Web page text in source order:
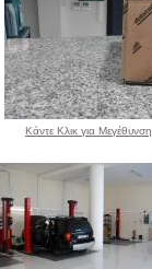
Κάντε Κλικ για Μεγέθυνση